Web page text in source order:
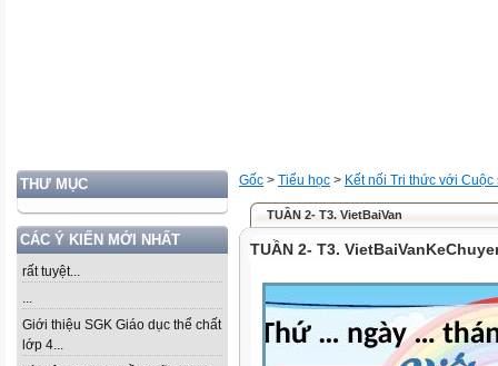
THƯ MỤC
CÁC Ý KIẾN MỚI NHẤT
rất tuyệt...
...
Giới thiệu SGK Giáo dục thể chất
lớp 4...
Gốc > Tiểu học > Kết nối Tri thức với Cuộc
TUẦN 2- T3. VietBaiVan
TUẦN 2- T3.